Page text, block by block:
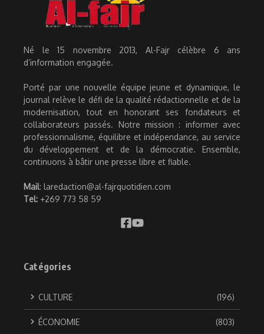
Né le 15 novembre 2013, Al-Fajr célèbre 6 ans
d’information engagée.
Porté par une nouvelle équipe jeune et dynamique, le
journal relève le défi de la qualité rédactionnelle et de la
modernisation, tout en honorant ses fondateurs et
collaborateurs passés. Notre mission : informer avec
professionnalisme, équilibre et indépendance, au service
du développement et de la démocratie. Ensemble,
continuons à bâtir une presse libre et fiable.
Mail: laredaction@al-fajrquotidien.com
Tel: +269 773 58 59
Catégories
CULTURE (196)
ÉCONOMIE (803)